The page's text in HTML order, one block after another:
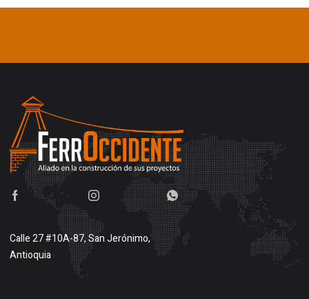
Calle 27 #10A-87, San Jerónimo,
Antioquia